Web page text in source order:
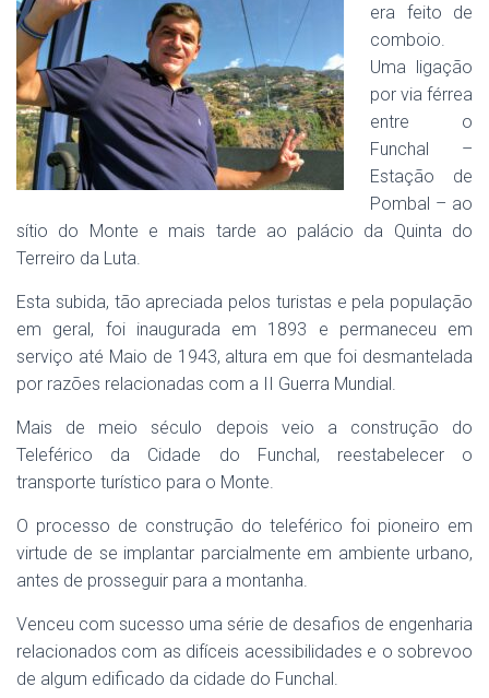
era feito de
comboio.
Uma ligação
por via férrea
entre o
Funchal –
Estação de
Pombal – ao
sítio do Monte e mais tarde ao palácio da Quinta do
Terreiro da Luta.
Esta subida, tão apreciada pelos turistas e pela população
em geral, foi inaugurada em 1893 e permaneceu em
serviço até Maio de 1943, altura em que foi desmantelada
por razões relacionadas com a II Guerra Mundial.
Mais de meio século depois veio a construção do
Teleférico da Cidade do Funchal, reestabelecer o
transporte turístico para o Monte.
O processo de construção do teleférico foi pioneiro em
virtude de se implantar parcialmente em ambiente urbano,
antes de prosseguir para a montanha.
Venceu com sucesso uma série de desafios de engenharia
relacionados com as difíceis acessibilidades e o sobrevoo
de algum edificado da cidade do Funchal.